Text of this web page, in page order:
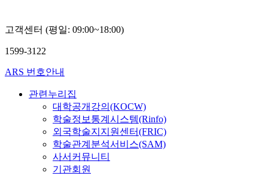
고객센터 (평일: 09:00~18:00)
1599-3122
ARS 번호안내
관련누리집
대학공개강의(KOCW)
학술정보통계시스템(Rinfo)
외국학술지지원센터(FRIC)
학술관계분석서비스(SAM)
사서커뮤니티
기관회원